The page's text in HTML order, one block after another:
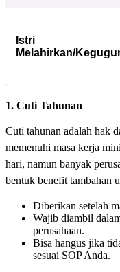
Istri
Melahirkan/
1. Cuti Tahunan
Cuti tahunan adalah hak
memenuhi masa kerja
hari, namun banyak
bentuk benefit tambahan
Diberikan setelah
Wajib diambil
perusahaan.
Bisa hangus jika
sesuai SOP Anda.